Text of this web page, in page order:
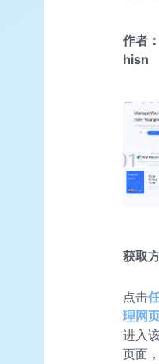
作者：
hisn
获取
点击
理网
进入
页面